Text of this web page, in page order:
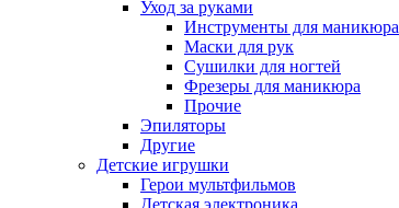
Уход за руками
Инструменты для маникюра
Маски для рук
Сушилки для ногтей
Фрезеры для маникюра
Прочие
Эпиляторы
Другие
Детские игрушки
Герои мультфильмов
Детская электроника